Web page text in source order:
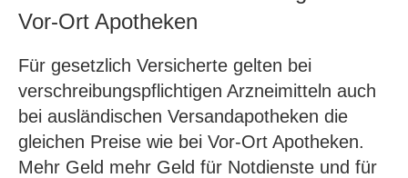
Vor-Ort Apotheken
Für gesetzlich Versicherte gelten bei
verschreibungspflichtigen Arzneimitteln auch
bei ausländischen Versandapotheken die
gleichen Preise wie bei Vor-Ort Apotheken.
Mehr Geld mehr Geld für Notdienste und für